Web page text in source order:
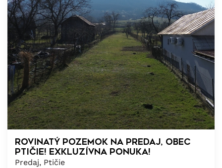
Rovinatý pozemok na predaj, obec
Ptičie! Exkluzívna ponuka!
Predaj, Ptičie